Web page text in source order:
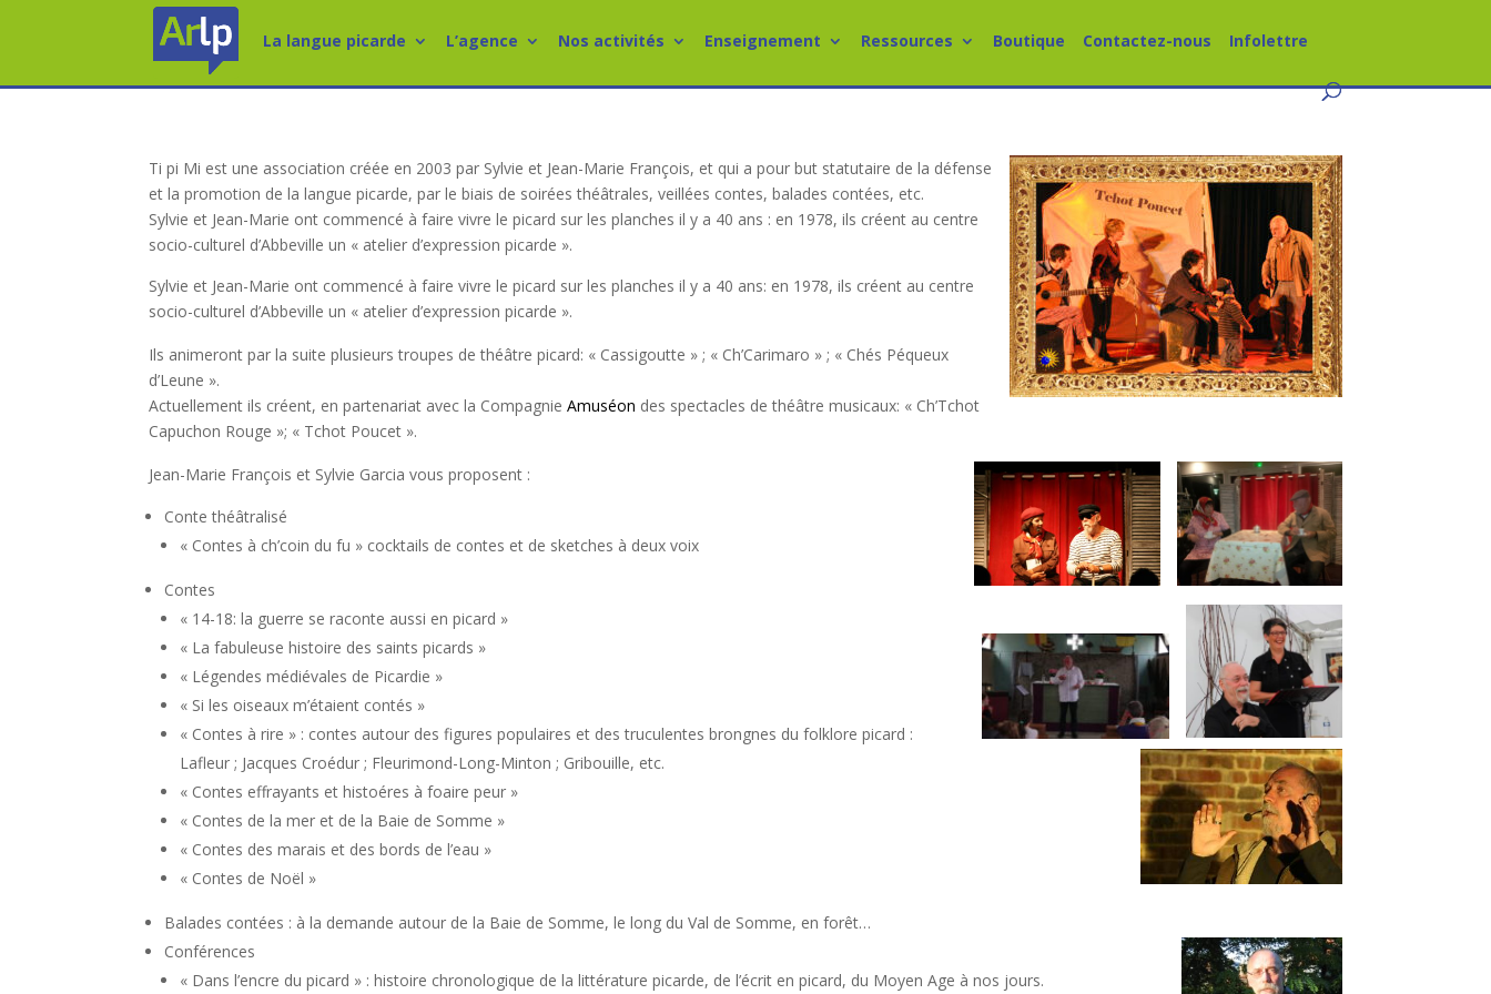
La langue picarde L’agence Nos activités Enseignement Ressources Boutique Contactez-nous Infolettre
Ti pi Mi est une association créée en 2003 par Sylvie et Jean-Marie François, et qui a pour but statutaire de la défense
et la promotion de la langue picarde, par le biais de soirées théâtrales, veillées contes, balades contées, etc.
Sylvie et Jean-Marie ont commencé à faire vivre le picard sur les planches il y a 40 ans : en 1978, ils créent au centre
socio-culturel d’Abbeville un « atelier d’expression picarde ».
Sylvie et Jean-Marie ont commencé à faire vivre le picard sur les planches il y a 40 ans: en 1978, ils créent au centre
socio-culturel d’Abbeville un « atelier d’expression picarde ».
Ils animeront par la suite plusieurs troupes de théâtre picard: « Cassigoutte » ; « Ch’Carimaro » ; « Chés Péqueux
d’Leune ».
Actuellement ils créent, en partenariat avec la CompagnieAmuséon des spectacles de théâtre musicaux: « Ch’Tchot
Capuchon Rouge »; « Tchot Poucet ».
Jean-Marie François et Sylvie Garcia vous proposent :
Conte théâtralisé
« Contes à ch’coin du fu » cocktails de contes et de sketches à deux voix
Contes
« 14-18: la guerre se raconte aussi en picard »
« La fabuleuse histoire des saints picards »
« Légendes médiévales de Picardie »
« Si les oiseaux m’étaient contés »
« Contes à rire » : contes autour des figures populaires et des truculentes brongnes du folklore picard :
Lafleur ; Jacques Croédur ; Fleurimond-Long-Minton ; Gribouille, etc.
« Contes effrayants et histoéres à foaire peur »
« Contes de la mer et de la Baie de Somme »
« Contes des marais et des bords de l’eau »
« Contes de Noël »
Balades contées : à la demande autour de la Baie de Somme, le long du Val de Somme, en forêt…
Conférences
« Dans l’encre du picard » : histoire chronologique de la littérature picarde, de l’écrit en picard, du Moyen Age à nos jours.